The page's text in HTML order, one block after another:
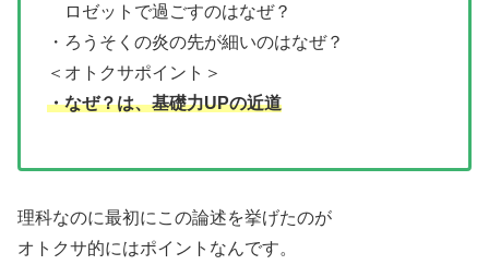
ロゼットで過ごすのはなぜ？
・ろうそくの炎の先が細いのはなぜ？
＜オトクサポイント＞
・なぜ？は、基礎力UPの近道
理科なのに最初にこの論述を挙げたのが
オトクサ的にはポイントなんです。